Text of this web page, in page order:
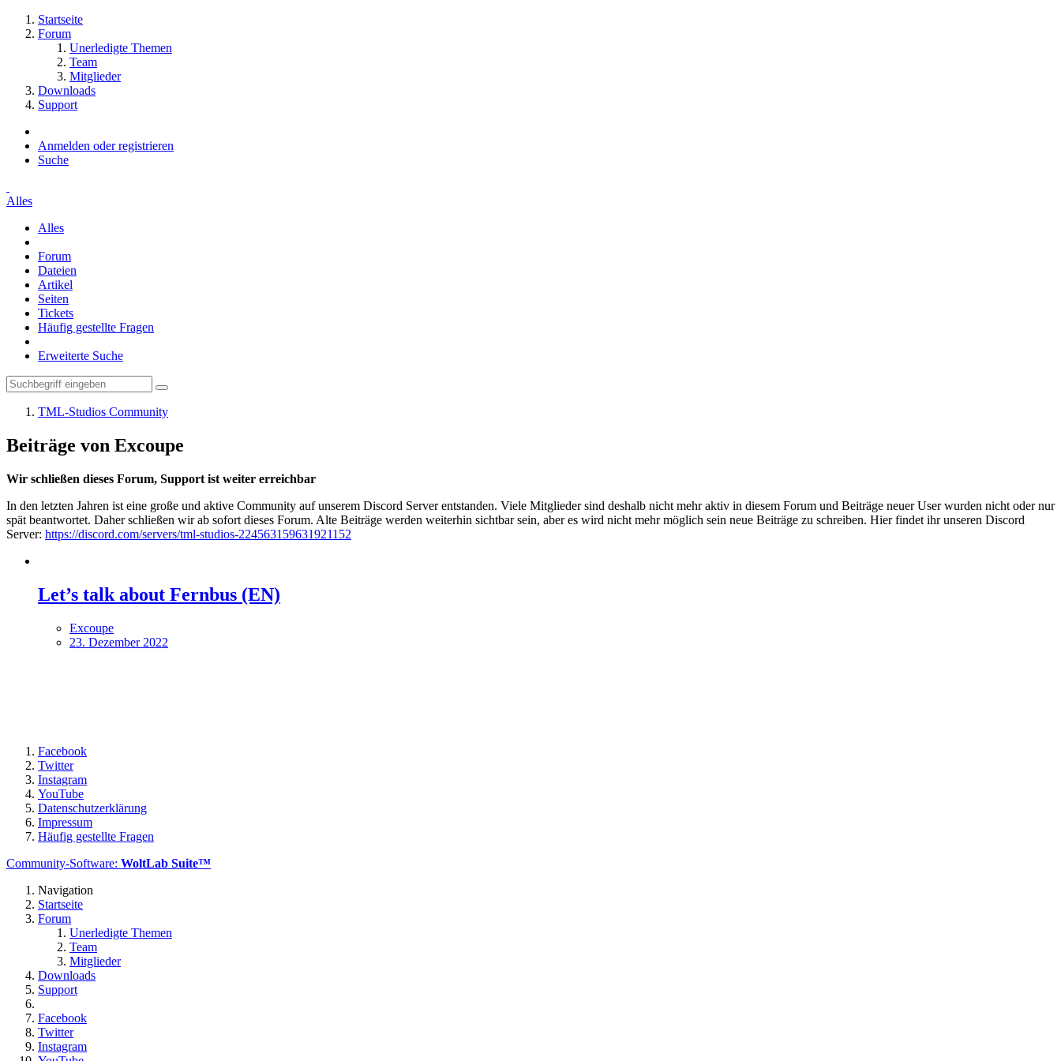
Startseite
Forum
Unerledigte Themen
Team
Mitglieder
Downloads
Support
Anmelden oder registrieren
Suche
Alles
Alles
Forum
Dateien
Artikel
Seiten
Tickets
Häufig gestellte Fragen
Erweiterte Suche
TML-Studios Community
Beiträge von Excoupe
Wir schließen dieses Forum, Support ist weiter erreichbar
In den letzten Jahren ist eine große und aktive Community auf unserem Discord Server entstanden. Viele Mitglieder sind deshalb nicht mehr aktiv in diesem Forum und Beiträge neuer User wurden nicht oder nur
spät beantwortet. Daher schließen wir ab sofort dieses Forum. Alte Beiträge werden weiterhin sichtbar sein, aber es wird nicht mehr möglich sein neue Beiträge zu schreiben. Hier findet ihr unseren Discord
Server: https://discord.com/servers/tml-studios-224563159631921152
Let’s talk about Fernbus (EN)
Excoupe
23. Dezember 2022
Facebook
Twitter
Instagram
YouTube
Datenschutzerklärung
Impressum
Häufig gestellte Fragen
Community-Software: WoltLab Suite™
Navigation
Startseite
Forum
Unerledigte Themen
Team
Mitglieder
Downloads
Support
Facebook
Twitter
Instagram